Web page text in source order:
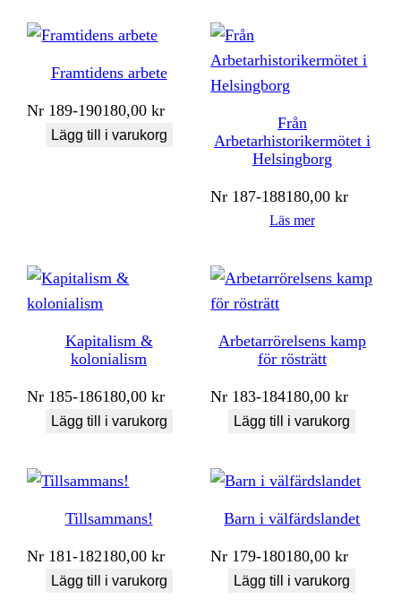
Framtidens arbete
Nr 189-190180,00kr
Lägg till i varukorg
Från
Arbetarhistorikermötet i
Helsingborg
Nr 187-188180,00kr
Läs mer
Kapitalism &
kolonialism
Nr 185-186180,00kr
Lägg till i varukorg
Arbetarrörelsens kamp
för rösträtt
Nr 183-184180,00kr
Lägg till i varukorg
Tillsammans!
Nr 181-182180,00kr
Lägg till i varukorg
Barn i välfärdslandet
Nr 179-180180,00kr
Lägg till i varukorg